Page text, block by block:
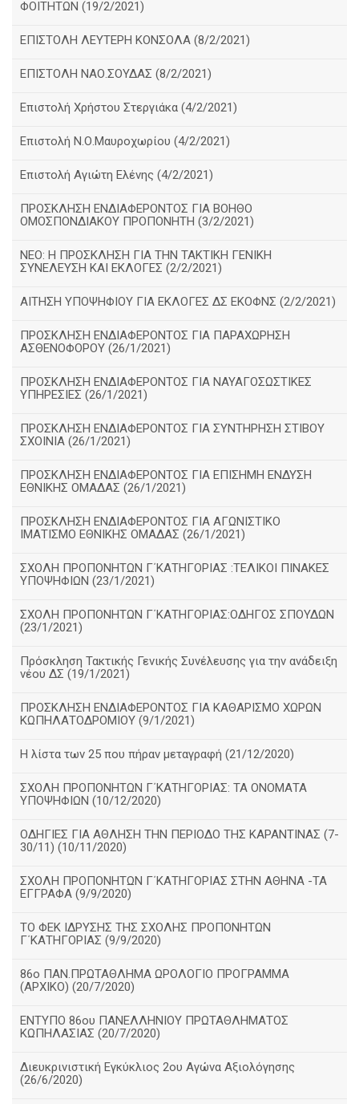
ΦΟΙΤΗΤΩΝ (19/2/2021)
ΕΠΙΣΤΟΛΗ ΛΕΥΤΕΡΗ ΚΟΝΣΟΛΑ (8/2/2021)
ΕΠΙΣΤΟΛΗ ΝΑΟ.ΣΟΥΔΑΣ (8/2/2021)
Επιστολή Χρήστου Στεργιάκα (4/2/2021)
Επιστολή Ν.Ο.Μαυροχωρίου (4/2/2021)
Επιστολή Αγιώτη Ελένης (4/2/2021)
ΠΡΟΣΚΛΗΣΗ ΕΝΔΙΑΦΕΡΟΝΤΟΣ ΓΙΑ ΒΟΗΘΟ
ΟΜΟΣΠΟΝΔΙΑΚΟΥ ΠΡΟΠΟΝΗΤΗ (3/2/2021)
ΝΕΟ: Η ΠΡΟΣΚΛΗΣΗ ΓΙΑ ΤΗΝ ΤΑΚΤΙΚΗ ΓΕΝΙΚΗ
ΣΥΝΕΛΕΥΣΗ ΚΑΙ ΕΚΛΟΓΕΣ (2/2/2021)
ΑΙΤΗΣΗ ΥΠΟΨΗΦΙΟΥ ΓΙΑ ΕΚΛΟΓΕΣ ΔΣ ΕΚΟΦΝΣ (2/2/2021)
ΠΡΟΣΚΛΗΣΗ ΕΝΔΙΑΦΕΡΟΝΤΟΣ ΓΙΑ ΠΑΡΑΧΩΡΗΣΗ
ΑΣΘΕΝΟΦΟΡΟΥ (26/1/2021)
ΠΡΟΣΚΛΗΣΗ ΕΝΔΙΑΦΕΡΟΝΤΟΣ ΓΙΑ ΝΑΥΑΓΟΣΩΣΤΙΚΕΣ
ΥΠΗΡΕΣΙΕΣ (26/1/2021)
ΠΡΟΣΚΛΗΣΗ ΕΝΔΙΑΦΕΡΟΝΤΟΣ ΓΙΑ ΣΥΝΤΗΡΗΣΗ ΣΤΙΒΟΥ
ΣΧΟΙΝΙΑ (26/1/2021)
ΠΡΟΣΚΛΗΣΗ ΕΝΔΙΑΦΕΡΟΝΤΟΣ ΓΙΑ ΕΠΙΣΗΜΗ ΕΝΔΥΣΗ
ΕΘΝΙΚΗΣ ΟΜΑΔΑΣ (26/1/2021)
ΠΡΟΣΚΛΗΣΗ ΕΝΔΙΑΦΕΡΟΝΤΟΣ ΓΙΑ ΑΓΩΝΙΣΤΙΚΟ
ΙΜΑΤΙΣΜΟ ΕΘΝΙΚΗΣ ΟΜΑΔΑΣ (26/1/2021)
ΣΧΟΛΗ ΠΡΟΠΟΝΗΤΩΝ Γ΄ΚΑΤΗΓΟΡΙΑΣ :ΤΕΛΙΚΟΙ ΠΙΝΑΚΕΣ
ΥΠΟΨΗΦΙΩΝ (23/1/2021)
ΣΧΟΛΗ ΠΡΟΠΟΝΗΤΩΝ Γ΄ΚΑΤΗΓΟΡΙΑΣ:ΟΔΗΓΟΣ ΣΠΟΥΔΩΝ
(23/1/2021)
Πρόσκληση Τακτικής Γενικής Συνέλευσης για την ανάδειξη
νέου ΔΣ (19/1/2021)
ΠΡΟΣΚΛΗΣΗ ΕΝΔΙΑΦΕΡΟΝΤΟΣ ΓΙΑ ΚΑΘΑΡΙΣΜΟ ΧΩΡΩΝ
ΚΩΠΗΛΑΤΟΔΡΟΜΙΟΥ (9/1/2021)
Η λίστα των 25 που πήραν μεταγραφή (21/12/2020)
ΣΧΟΛΗ ΠΡΟΠΟΝΗΤΩΝ Γ΄ΚΑΤΗΓΟΡΙΑΣ: ΤΑ ΟΝΟΜΑΤΑ
ΥΠΟΨΗΦΙΩΝ (10/12/2020)
ΟΔΗΓΙΕΣ ΓΙΑ ΑΘΛΗΣΗ ΤΗΝ ΠΕΡΙΟΔΟ ΤΗΣ ΚΑΡΑΝΤΙΝΑΣ (7-
30/11) (10/11/2020)
ΣΧΟΛΗ ΠΡΟΠΟΝΗΤΩΝ Γ΄ΚΑΤΗΓΟΡΙΑΣ ΣΤΗΝ ΑΘΗΝΑ -ΤΑ
ΕΓΓΡΑΦΑ (9/9/2020)
TO ΦΕΚ ΙΔΡΥΣΗΣ ΤΗΣ ΣΧΟΛΗΣ ΠΡΟΠΟΝΗΤΩΝ
Γ΄ΚΑΤΗΓΟΡΙΑΣ (9/9/2020)
86o ΠΑΝ.ΠΡΩΤΑΘΛΗΜΑ ΩΡΟΛΟΓΙΟ ΠΡΟΓΡΑΜΜΑ
(ΑΡΧΙΚΟ) (20/7/2020)
ΕΝΤΥΠΟ 86ου ΠΑΝΕΛΛΗΝΙΟΥ ΠΡΩΤΑΘΛΗΜΑΤΟΣ
ΚΩΠΗΛΑΣΙΑΣ (20/7/2020)
Διευκρινιστική Εγκύκλιος 2ου Αγώνα Αξιολόγησης
(26/6/2020)